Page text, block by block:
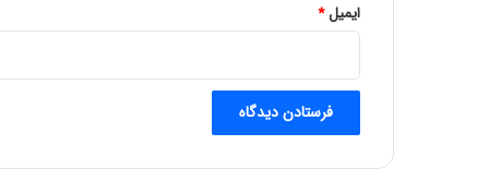
ایمیل*